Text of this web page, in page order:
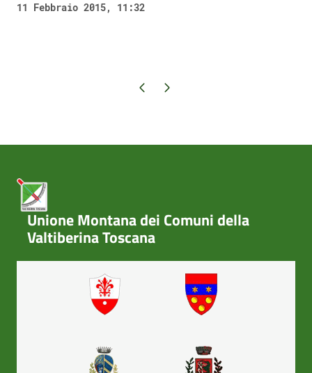
11 Febbraio 2015, 11:32
Pagina precedente
Pagina successiva
Unione Montana dei Comuni della
Valtiberina Toscana